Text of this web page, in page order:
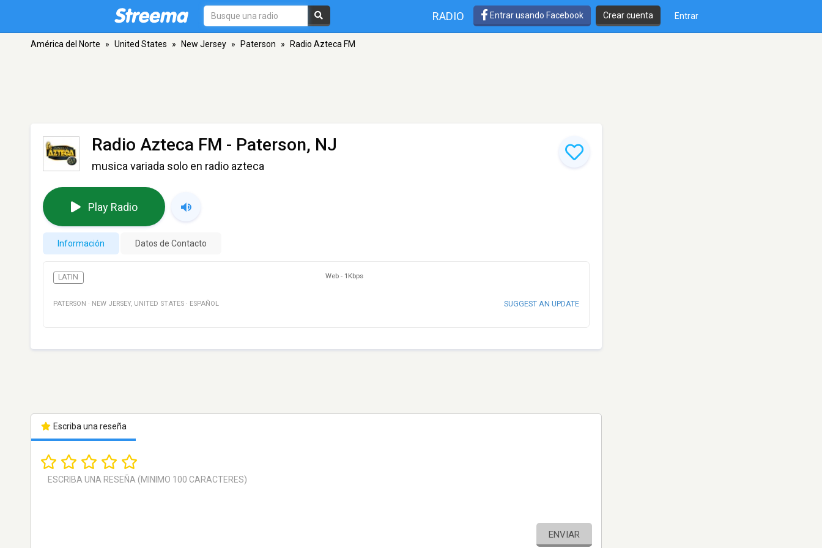
RADIO Entrar usando Facebook Crear cuenta Entrar
América del Norte » United States » New Jersey » Paterson » Radio Azteca FM
Radio Azteca FM - Paterson, NJ
musica variada solo en radio azteca
Play Radio
Información Datos de Contacto
LATIN Web - 1Kbps
PATERSON · NEW JERSEY, UNITED STATES · ESPAÑOL SUGGEST AN UPDATE
Escriba una reseña
ENVIAR